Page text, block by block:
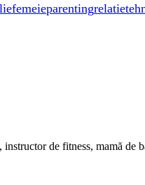
femeieparentingrelatie
de fitness, mamă de